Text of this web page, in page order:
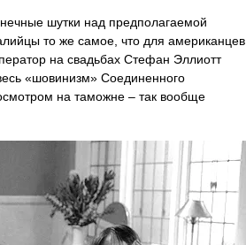
шутки над предполагаемой
то же самое, что для американцев
на свадьбах Стефан Эллиотт
«шовинизм» Соединенного
на таможне – так вообще